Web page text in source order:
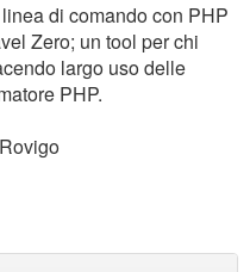
di comando con PHP
Zero; un tool per chi
largo uso delle
PHP.